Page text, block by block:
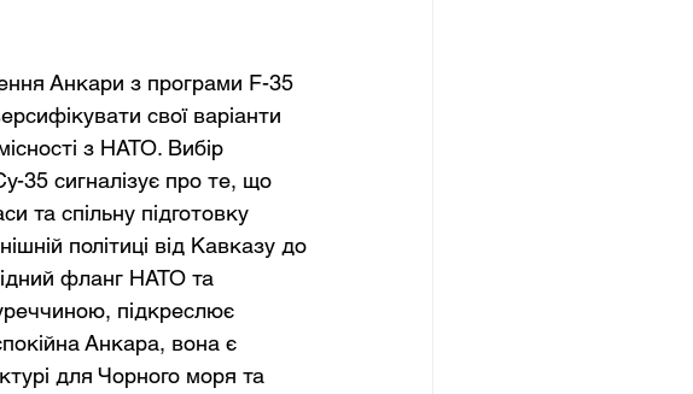
Анкари з програми F-35
свої варіанти
з НАТО. Вибір
35 сигналізує про те, що
та спільну підготовку
політиці від Кавказу до
фланг НАТО та
підкреслює
Анкара, вона є
для Чорного моря та